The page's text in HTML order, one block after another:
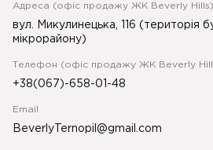
Адреса (офіс продажу ЖК Beverly Hills)
вул. Микулинецька, 116 (територія
мікрорайону)
Телефон (офіс продажу ЖК Beverly
+38(067)-658-01-48
Email
BeverlyTernopil@gmail.com